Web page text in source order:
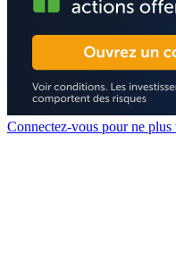
Connectez-vous pour ne plus